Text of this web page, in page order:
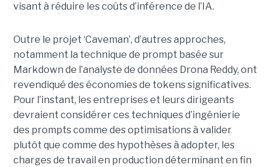
visant à réduire les coûts d’inférence de l’IA.
Outre le projet ‘Caveman’, d’autres approches,
notamment la technique de prompt basée sur
Markdown de l’analyste de données Drona Reddy, ont
revendiqué des économies de tokens significatives.
Pour l’instant, les entreprises et leurs dirigeants
devraient considérer ces techniques d’ingénierie
des prompts comme des optimisations à valider
plutôt que comme des hypothèses à adopter, les
charges de travail en production déterminant en fin